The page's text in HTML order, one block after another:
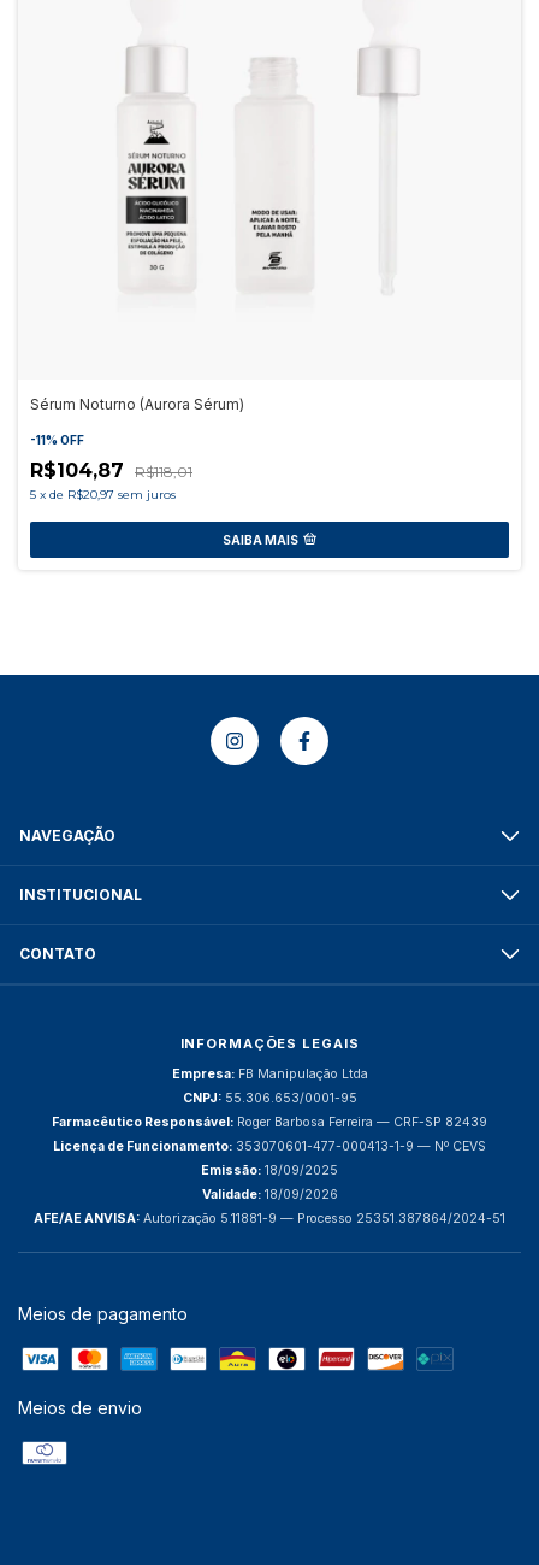
Sérum Noturno (Aurora Sérum)
-11% OFF
R$104,87 R$118,01
5 x de R$20,97 sem juros
SAIBA MAIS
NAVEGAÇÃO
INSTITUCIONAL
CONTATO
INFORMAÇÕES LEGAIS
Empresa:FB Manipulação Ltda
CNPJ:55.306.653/0001-95
Farmacêutico Responsável: Roger Barbosa Ferreira — CRF-SP 82439
Licença de Funcionamento: 353070601-477-000413-1-9 — Nº CEVS
Emissão: 18/09/2025
Validade:18/09/2026
AFE/AE ANVISA: Autorização 5.11881-9 — Processo 25351.387864/2024-51
Meios de pagamento
Meios de envio